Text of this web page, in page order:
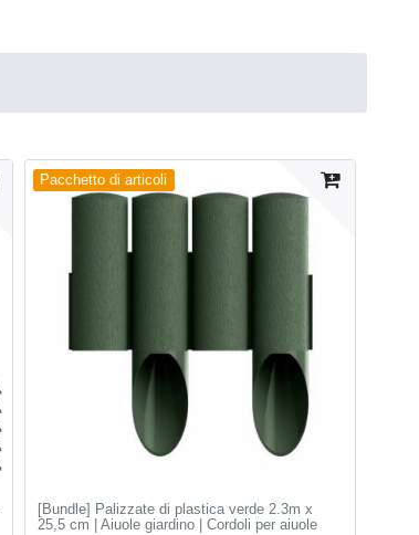
Pacchetto di articoli
[Bundle] Palizzate di plastica verde 2.3m x
25,5 cm | Aiuole giardino | Cordoli per aiuole